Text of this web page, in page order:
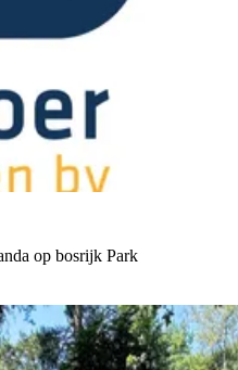
op bosrijk Park